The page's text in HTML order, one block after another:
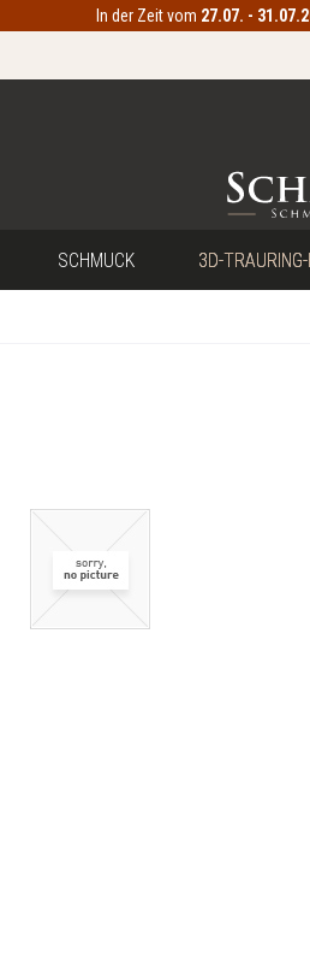
In der Zeit vom 27.07. -
SCHMUCK 3D-